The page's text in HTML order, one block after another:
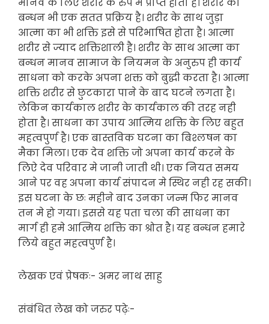
मानव के लिए शरीर के रुप मे प्राप्त होता है। शरीर का
बन्धन भी एक सतत प्रक्रिय है। शरीर के साथ जुड़ा
आत्मा का भी शक्ति इसे से परिभाषित होता है। आत्मा
शरीर से ज्याद शक्तिशाली है। शरीर के साथ आत्मा का
बन्धन मानव सामाज के नियमन के अनुरुप ही कार्य
साधना को करके अपना शक्त को बुद्धी करता है। आत्मा
शक्ति शरीर से छुटकारा पाने के बाद घटने लगता है।
लेकिन कार्यकाल शरीर के कार्यकाल की तरह नही
होता है। साधना का उपाय आत्मिय शक्ति के लिए बहुत
महत्वपुर्ण है। एक बास्तविक घटना का बिश्लषन का
मैका मिला। एक देव शक्ति जो अपना कार्य करने के
लिऐ देव परिवार मे जानी जाती थी। एक नियत समय
आने पर वह अपना कार्य संपादन मे स्थिर नही रह सकी।
इस घटना के छः महीने बाद उनका जन्म फिर मानव
तन मे हो गया। इससे यह पता चला की साधना का
मार्ग ही हमे आत्मिय शक्ति का श्रोत है। यह बन्धन हमारे
लिये बहुत महत्वपुर्ण है।
लेखक एवं प्रेषकः- अमर नाथ साहु
संबंधित लेख को जरुर पढ़ेः-